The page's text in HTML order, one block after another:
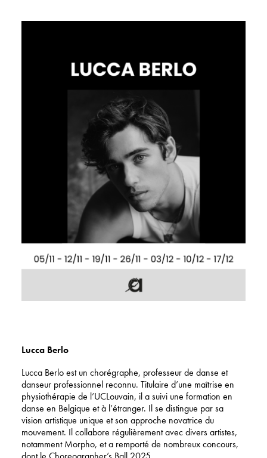
Lucca Berlo
Lucca Berlo est un chorégraphe, professeur de danse et
danseur professionnel reconnu. Titulaire d’une maîtrise en
physiothérapie de l’UCLouvain, il a suivi une formation en
danse en Belgique et à l’étranger. Il se distingue par sa
vision artistique unique et son approche novatrice du
mouvement. Il collabore régulièrement avec divers artistes,
notamment Morpho, et a remporté de nombreux concours,